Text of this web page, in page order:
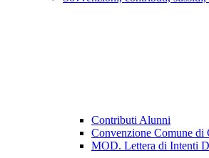
Contributi Alunni
Convenzione Comune di
MOD. Lettera di Intenti